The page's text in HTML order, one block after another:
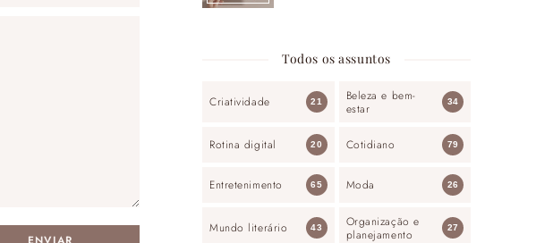
Todos os assuntos
Criatividade 21
Beleza e bem-
estar
34
Rotina digital 20 Cotidiano 79
Entretenimento 65 Moda 26
Mundo literário 43
Organização e
planejamento
27